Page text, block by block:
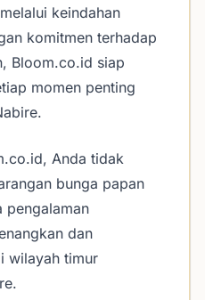
keindahan
komitmen terhadap
Bloom.co.id siap
momen penting
Anda tidak
bunga papan
pengalaman
dan
wilayah timur